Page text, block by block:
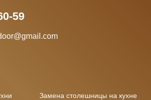
59
Замена столешницы на кухне